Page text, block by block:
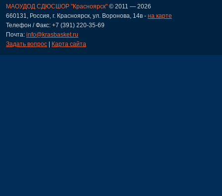
МАОУДОД СДЮСШОР "Красноярск" © 2011 — 2026
660131, Россия, г. Красноярск, ул. Воронова, 14в - на карте
Телефон / Факс: +7 (391) 220-35-69
Почта: info@krasbasket.ru
Задать вопрос
Карта сайта